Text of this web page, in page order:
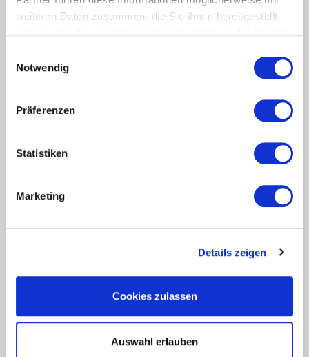
weiteren Daten zusammen, die Sie ihnen bereitgestellt
Notwendig
Präferenzen
Statistiken
Marketing
Details zeigen
Cookies zulassen
Auswahl erlauben
Adresse:Muldenstraße 5, 4020 Linz, Österreich
Jobnet.AG in Kyjiw
Adresse:Yevhena Chykalenka St, 11, Kyiv, Ukraine, 01001